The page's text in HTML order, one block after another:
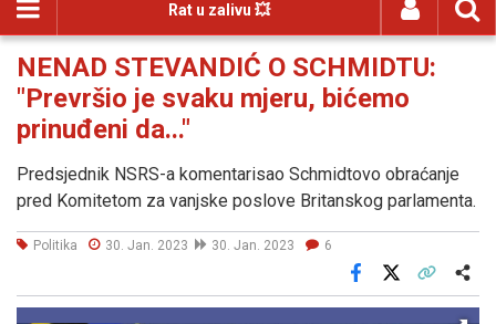
Rat u zalivu 💥
NENAD STEVANDIĆ O SCHMIDTU:
"Prevršio je svaku mjeru, bićemo
prinuđeni da..."
Predsjednik NSRS-a komentarisao Schmidtovo obraćanje
pred Komitetom za vanjske poslove Britanskog parlamenta.
Politika 30. Jan. 2023 30. Jan. 2023 6
Facebook